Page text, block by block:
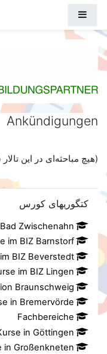
LEB-eLearning
Ankündigungen
(هیچ مباحثه‌ای در این
کتگوریهای کورس
Zwischenahn
im BIZ Barnstorf
BIZ Beverstedt
im BIZ Lingen
Braunschweig
in Bremervörde
Fachbereiche
in Göttingen
in Großenkneten